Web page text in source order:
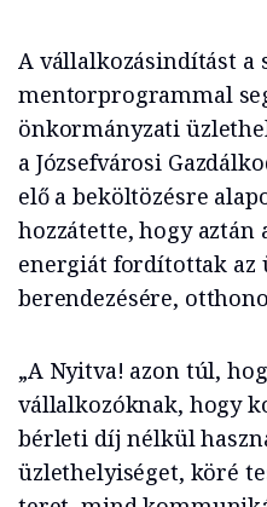
A vállalkozásindítást a
mentorprogrammal
önkormányzati
a Józsefvárosi
elő a beköltözésre
hozzátette, hogy aztán
energiát fordítottak az
berendezésére,
„A Nyitva! azon túl,
vállalkozóknak, hogy
bérleti díj nélkül
üzlethelyiséget, köré